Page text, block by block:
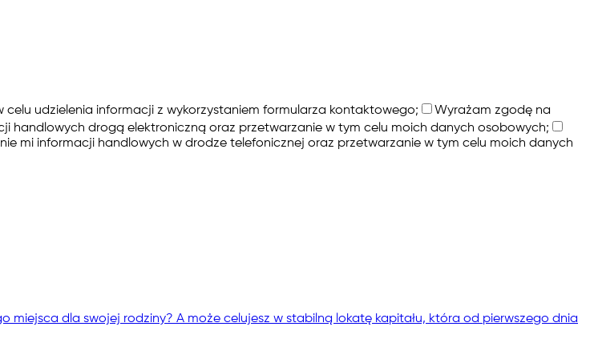
udzielenia informacji z wykorzystaniem formularza kontaktowego;
Wyrażam zgodę na
handlowych drogą elektroniczną oraz przetwarzanie w tym celu moich danych osobowych;
mi informacji handlowych w drodze telefonicznej oraz przetwarzanie w tym celu moich danych
miejsca dla swojej rodziny? A może celujesz w stabilną lokatę kapitału, która od pierwszego dnia